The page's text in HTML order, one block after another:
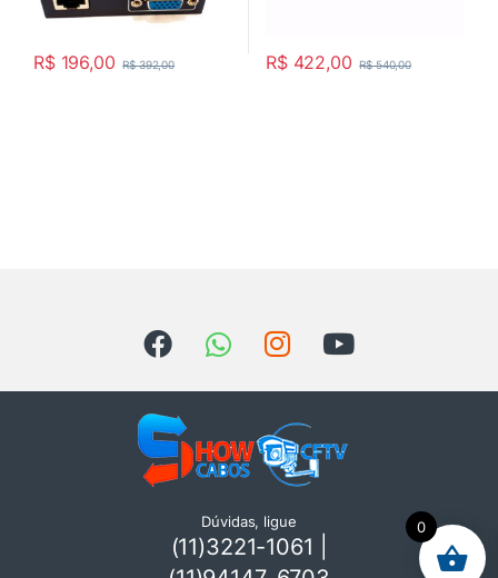
R$196,00 R$392,00 R$422,00 R$540,00
Dúvidas, ligue
(11)3221-1061 |
0